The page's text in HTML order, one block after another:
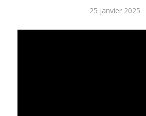
25 janvier 2025